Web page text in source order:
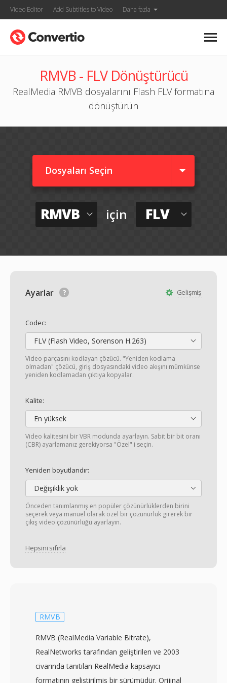
Video Editor Add Subtitles to Video Daha fazla
RMVB - FLV Dönüştürücü
RealMedia RMVB dosyalarını Flash FLV formatına
dönüştürün
Dosyaları Seçin
RMVB için FLV
Gelişmiş
Ayarlar
Codec:
FLV (Flash Video, Sorenson H.263)
Video parçasını kodlayan çözücü. "Yeniden kodlama
olmadan" çözücü, giriş dosyasındaki video akışını mümkünse
yeniden kodlamadan çıktıya kopyalar.
Kalite:
En yüksek
Video kalitesini bir VBR modunda ayarlayın. Sabit bir bit oranı
(CBR) ayarlamanız gerekiyorsa "Özel" i seçin.
Yeniden boyutlandır:
Değişiklik yok
Önceden tanımlanmış en popüler çözünürlüklerden birini
seçerek veya manuel olarak özel bir çözünürlük girerek bir
çıkış video çözünürlüğü ayarlayın.
Hepsini sıfırla
RMVB
RMVB (RealMedia Variable Bitrate),
RealNetworks tarafından geliştirilen ve 2003
civarında tanıtılan RealMedia kapsayıcı
formatının geliştirilmiş bir sürümüdür. Orijinal